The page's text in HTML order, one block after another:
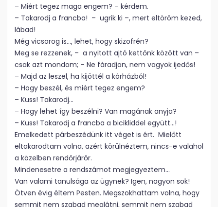
– Miért tegez maga engem? – kérdem.
– Takarodj a francba! – ugrik ki –, mert eltöröm kezed,
lábad!
Még vicsorog is…, lehet, hogy skizofrén?
Meg se rezzenek, – a nyitott ajtó kettőnk között van –
csak azt mondom; – Ne fáradjon, nem vagyok ijedős!
– Majd az leszel, ha kijöttél a kórházból!
– Hogy beszél, és miért tegez engem?
– Kuss! Takarodj…
– Hogy lehet így beszélni? Van magának anyja?
– Kuss! Takarodj a francba a bicikliddel együtt…!
Emelkedett párbeszédünk itt véget is ért. Mielőtt
eltakarodtam volna, azért körülnéztem, nincs-e valahol
a közelben rendőrjárőr.
Mindenesetre a rendszámot megjegyeztem…
Van valami tanulsága az ügynek? Igen, nagyon sok!
Ötven évig éltem Pesten. Megszokhattam volna, hogy
semmit nem szabad meglátni, semmit nem szabad